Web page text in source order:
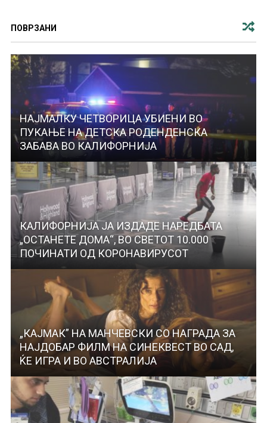
ПОВРЗАНИ
НАЈМАЛКУ ЧЕТВОРИЦА УБИЕНИ ВО
ПУКАЊЕ НА ДЕТСКА РОДЕНДЕНСКА
ЗАБАВА ВО КАЛИФОРНИЈА
КАЛИФОРНИЈА ЈА ИЗДАДЕ НАРЕДБАТА
„ОСТАНЕТЕ ДОМА“, ВО СВЕТОТ 10.000
ПОЧИНАТИ ОД КОРОНАВИРУСОТ
„КАЈМАК” НА МАНЧЕВСКИ СО НАГРАДА ЗА
НАЈДОБАР ФИЛМ НА СИНЕКВЕСТ ВО САД,
ЌЕ ИГРА И ВО АВСТРАЛИЈА